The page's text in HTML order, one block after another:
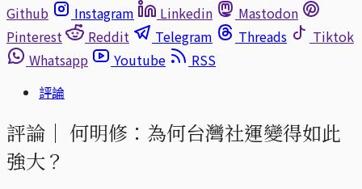
Github
Instagram Linkedin
Mastodon
Pinterest
Reddit Telegram Threads
Tiktok
Whatsapp
Youtube
RSS
評論
評論｜ 何明修：為何台灣社運變得如此
強大？